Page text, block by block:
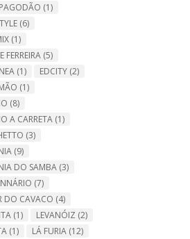
(1)
(6)
(1)
FERREIRA (5)
(1) EDCITY (2)
(1)
(8)
A CARRETA (1)
(3)
(9)
DO SAMBA (3)
(7)
DO CAVACO (4)
(1) LEVANÓIZ (2)
(1) LÁ FURIA (12)